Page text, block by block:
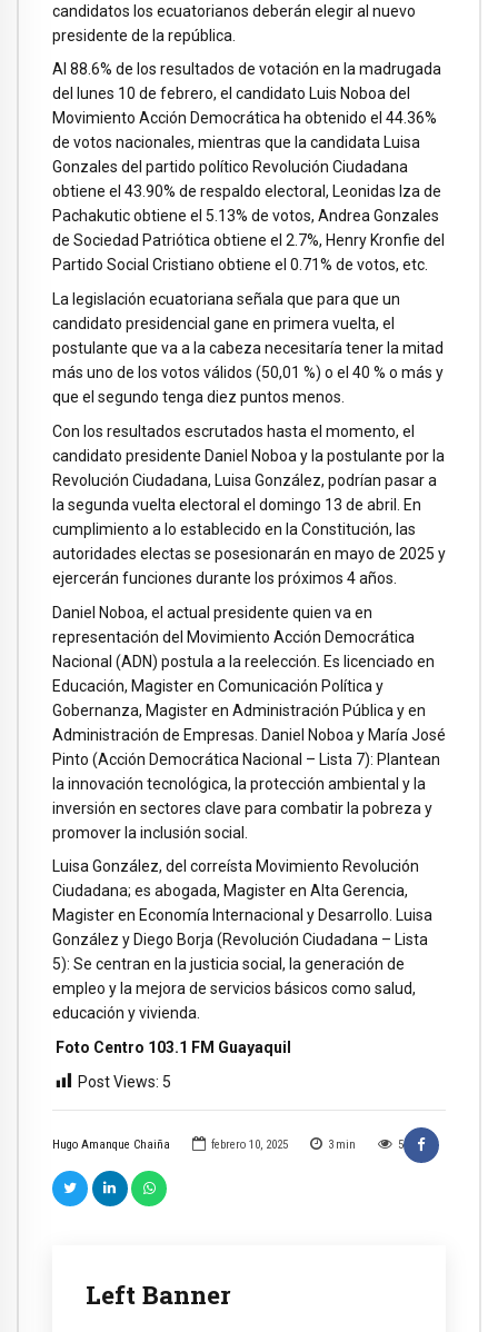
Hugo Amanque Chaiña febrero 10, 2025 3 min 5
Left Banner
candidatos los ecuatorianos deberán elegir al nuevo
presidente de la república.
Al 88.6% de los resultados de votación en la madrugada
del lunes 10 de febrero, el candidato Luis Noboa del
Movimiento Acción Democrática ha obtenido el 44.36%
de votos nacionales, mientras que la candidata Luisa
Gonzales del partido político Revolución Ciudadana
obtiene el 43.90% de respaldo electoral, Leonidas Iza de
Pachakutic obtiene el 5.13% de votos, Andrea Gonzales
de Sociedad Patriótica obtiene el 2.7%, Henry Kronfie del
Partido Social Cristiano obtiene el 0.71% de votos, etc.
La legislación ecuatoriana señala que para que un
candidato presidencial gane en primera vuelta, el
postulante que va a la cabeza necesitaría tener la mitad
más uno de los votos válidos (50,01 %) o el 40 % o más y
que el segundo tenga diez puntos menos.
Con los resultados escrutados hasta el momento, el
candidato presidente Daniel Noboa y la postulante por la
Revolución Ciudadana, Luisa González, podrían pasar a
la segunda vuelta electoral el domingo 13 de abril. En
cumplimiento a lo establecido en la Constitución, las
autoridades electas se posesionarán en mayo de 2025 y
ejercerán funciones durante los próximos 4 años.
Daniel Noboa, el actual presidente quien va en
representación del Movimiento Acción Democrática
Nacional (ADN) postula a la reelección. Es licenciado en
Educación, Magister en Comunicación Política y
Gobernanza, Magister en Administración Pública y en
Administración de Empresas. Daniel Noboa y María José
Pinto (Acción Democrática Nacional – Lista 7): Plantean
la innovación tecnológica, la protección ambiental y la
inversión en sectores clave para combatir la pobreza y
promover la inclusión social.
Luisa González, del correísta Movimiento Revolución
Ciudadana; es abogada, Magister en Alta Gerencia,
Magister en Economía Internacional y Desarrollo. Luisa
González y Diego Borja (Revolución Ciudadana – Lista
5): Se centran en la justicia social, la generación de
empleo y la mejora de servicios básicos como salud,
educación y vivienda.
Foto Centro 103.1 FM Guayaquil
Post Views: 5